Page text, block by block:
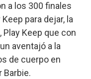
a los 300 finales
para dejar, la
Play Keep que con
aventajó a la
de cuerpo en
Barbie.